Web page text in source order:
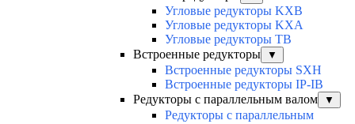
Угловые редукторы KXB
Угловые редукторы KXA
Угловые редукторы TB
Встроенные редукторы
▼
Встроенные редукторы SXH
Встроенные редукторы IP-IB
Редукторы с параллельным валом
▼
Редукторы с параллельным